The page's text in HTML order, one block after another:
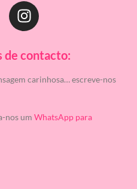
de contacto:
carinhosa… escreve-nos
nos um WhatsApp para